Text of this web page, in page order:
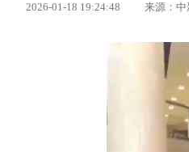
2026-01-18 19:24:48 来源：